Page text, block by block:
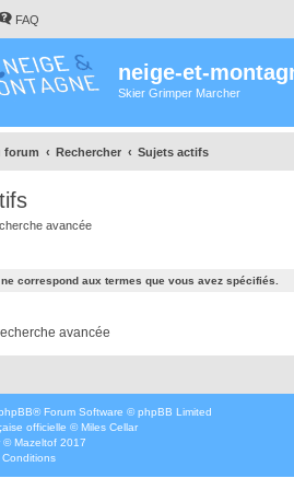
FAQ
neige-et-
Skier Grimper Marcher
forum Rechercher Sujets actifs
avancée
correspond aux termes que vous avez spécifiés.
avancée
® Forum Software © phpBB Limited
officielle ©Miles Cellar
©Mazeltof 2017
Conditions